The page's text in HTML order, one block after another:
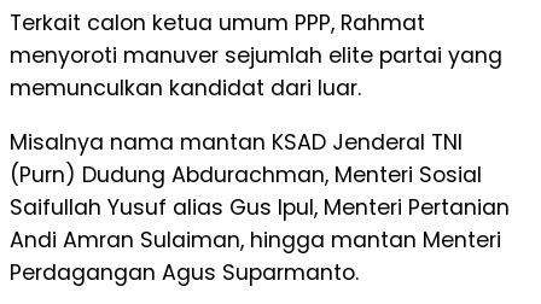
Terkait calon ketua umum PPP, Rahmat
menyoroti manuver sejumlah elite partai yang
memunculkan kandidat dari luar.
Misalnya nama mantan KSAD Jenderal TNI
(Purn) Dudung Abdurachman, Menteri Sosial
Saifullah Yusuf alias Gus Ipul, Menteri Pertanian
Andi Amran Sulaiman, hingga mantan Menteri
Perdagangan Agus Suparmanto.